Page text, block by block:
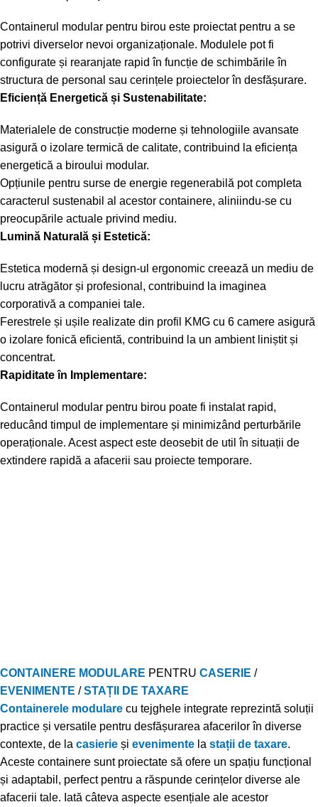
Containerul modular pentru birou este proiectat pentru a se
potrivi diverselor nevoi organizaționale. Modulele pot fi
configurate și rearanjate rapid în funcție de schimbările în
structura de personal sau cerințele proiectelor în desfășurare.
Eficiență Energetică și Sustenabilitate:
Materialele de construcție moderne și tehnologiile avansate
asigură o izolare termică de calitate, contribuind la eficiența
energetică a biroului modular.
Opțiunile pentru surse de energie regenerabilă pot completa
caracterul sustenabil al acestor containere, aliniindu-se cu
preocupările actuale privind mediu.
Lumină Naturală și Estetică:
Estetica modernă și design-ul ergonomic creează un mediu de
lucru atrăgător și profesional, contribuind la imaginea
corporativă a companiei tale.
Ferestrele și ușile realizate din profil KMG cu 6 camere asigură
o izolare fonică eficientă, contribuind la un ambient liniștit și
concentrat.
Rapiditate în Implementare:
Containerul modular pentru birou poate fi instalat rapid,
reducând timpul de implementare și minimizând perturbările
operaționale. Acest aspect este deosebit de util în situații de
extindere rapidă a afacerii sau proiecte temporare.
CONTAINERE MODULARE PENTRU CASERIE /
EVENIMENTE /STAȚII DE TAXARE
Containerele modulare cu tejghele integrate reprezintă soluții
practice și versatile pentru desfășurarea afacerilor în diverse
contexte, de la casierie și evenimente la stații de taxare.
Aceste containere sunt proiectate să ofere un spațiu funcțional
și adaptabil, perfect pentru a răspunde cerințelor diverse ale
afacerii tale. Iată câteva aspecte esențiale ale acestor